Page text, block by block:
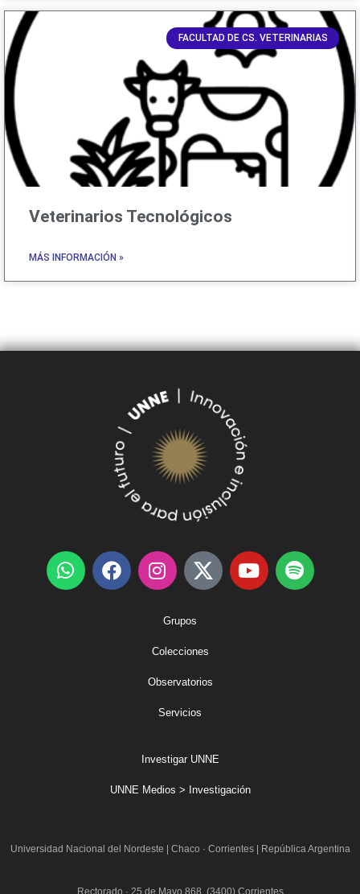
FACULTAD DE CS. VETERINARIAS
Veterinarios Tecnológicos
MÁS INFORMACIÓN »
Grupos
Colecciones
Observatorios
Servicios
Investigar UNNE
UNNE Medios > Investigación
Universidad Nacional del Nordeste Chaco · Corrientes | República Argentina
Rectorado · 25 de Mayo 868 (3400) Corrientes